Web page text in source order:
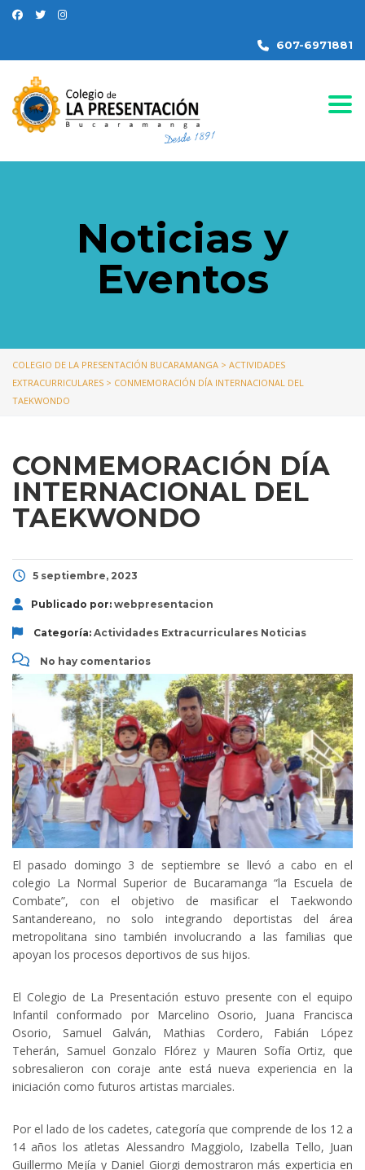
607-6971881
Noticias y
Eventos
COLEGIO DE LA PRESENTACIÓN BUCARAMANGA > ACTIVIDADES
EXTRACURRICULARES > CONMEMORACIÓN DÍA INTERNACIONAL DEL
TAEKWONDO
CONMEMORACIÓN DÍA
INTERNACIONAL DEL
TAEKWONDO
5 septiembre, 2023
Publicado por: webpresentacion
Categoría: Actividades Extracurriculares Noticias
No hay comentarios
El pasado domingo 3 de septiembre se llevó a cabo en el
colegio La Normal Superior de Bucaramanga “la Escuela de
Combate”, con el objetivo de masificar el Taekwondo
Santandereano, no solo integrando deportistas del área
metropolitana sino también involucrando a las familias que
apoyan los procesos deportivos de sus hijos.
El Colegio de La Presentación estuvo presente con el equipo
Infantil conformado por Marcelino Osorio, Juana Francisca
Osorio, Samuel Galván, Mathias Cordero, Fabián López
Teherán, Samuel Gonzalo Flórez y Mauren Sofía Ortiz, que
sobresalieron con coraje ante está nueva experiencia en la
iniciación como futuros artistas marciales.
Por el lado de los cadetes, categoría que comprende de los 12 a
14 años los atletas Alessandro Maggiolo, Izabella Tello, Juan
Guillermo Mejía y Daniel Giorgi demostraron más experticia en